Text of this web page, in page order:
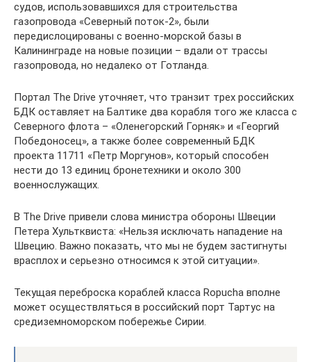
судов, использовавшихся для строительства
газопровода «Северный поток-2», были
передислоцированы с военно-морской базы в
Калининграде на новые позиции – вдали от трассы
газопровода, но недалеко от Готланда.
Портал The Drive уточняет, что транзит трех российских
БДК оставляет на Балтике два корабля того же класса с
Северного флота – «Оленегорский Горняк» и «Георгий
Победоносец», а также более современный БДК
проекта 11711 «Петр Моргунов», который способен
нести до 13 единиц бронетехники и около 300
военнослужащих.
В The Drive привели слова министра обороны Швеции
Петера Хультквиста: «Нельзя исключать нападение на
Швецию. Важно показать, что мы не будем застигнуты
врасплох и серьезно относимся к этой ситуации».
Текущая переброска кораблей класса Ropucha вполне
может осуществляться в российский порт Тартус на
средиземноморском побережье Сирии.